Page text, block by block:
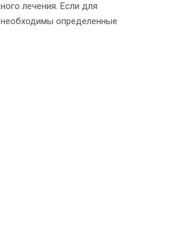
лечения. Если для
необходимы определенные